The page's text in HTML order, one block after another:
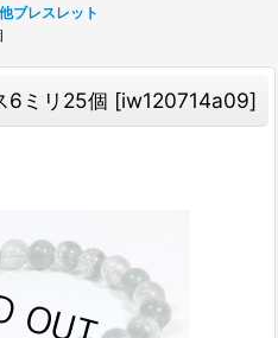
ブレスレット
6ミリ25個 [iw120714a09]